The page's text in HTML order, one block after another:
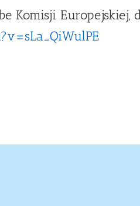
Komisji